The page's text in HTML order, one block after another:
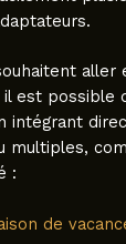
aller
est possible
intégrant
multiples,
:
de